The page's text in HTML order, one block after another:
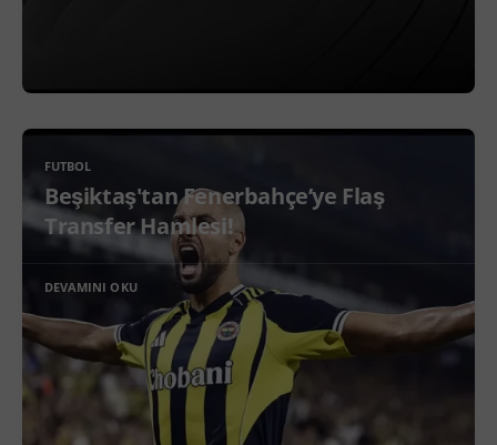
FUTBOL
Beşiktaş'tan Fenerbahçe’ye Flaş
Transfer Hamlesi!
DEVAMINI OKU